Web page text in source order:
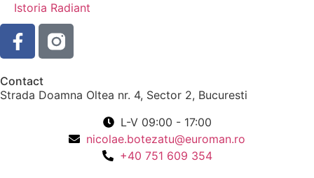
Istoria Radiant
Contact
Strada Doamna Oltea nr. 4, Sector 2, Bucuresti
L-V 09:00 - 17:00
nicolae.botezatu@euroman.ro
+40 751 609 354